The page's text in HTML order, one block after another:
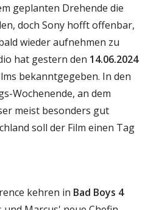
geplanten Drehende die
doch Sony hofft offenbar,
wieder aufnehmen zu
hat gestern den 14.06.2024
bekanntgegeben. In den
Wochenende, an dem
meist besonders gut
soll der Film einen Tag
kehren in Bad Boys 4